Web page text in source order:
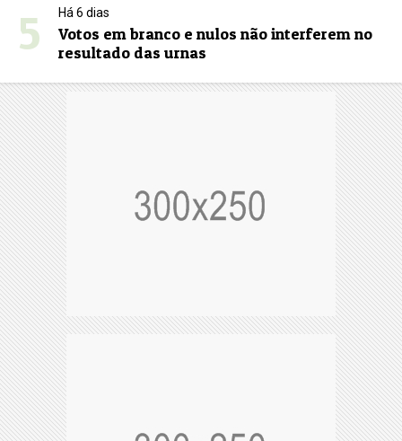
5 Há 6 dias
Votos em branco e nulos não interferem no
resultado das urnas